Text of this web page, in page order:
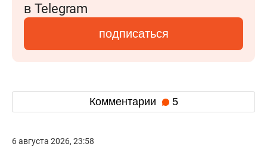
в Telegram
подписаться
Комментарии 5
6 августа 2026, 23:58